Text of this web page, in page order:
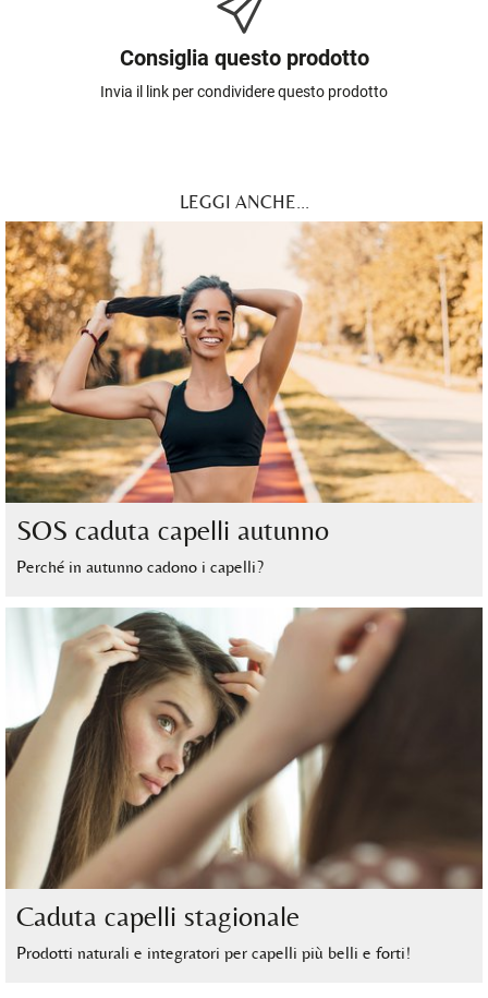
Consiglia questo prodotto
Invia il link per condividere questo prodotto
LEGGI ANCHE...
SOS caduta capelli autunno
Perché in autunno cadono i capelli?
Caduta capelli stagionale
Prodotti naturali e integratori per capelli più belli e forti!